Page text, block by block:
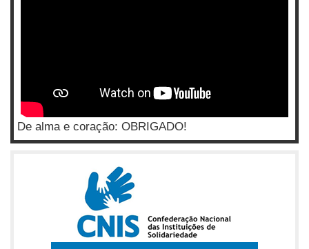
De alma e coração: OBRIGADO!